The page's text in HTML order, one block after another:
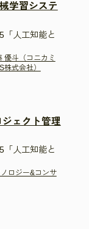
学習システ
「人工知能と
優斗（コニカミ
式会社）
ェクト管理
「人工知能と
ロジー&コンサ